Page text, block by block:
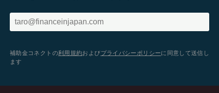
補助金コネクトの利用規約およびプライバシーポリシーに同意して送信し
ます